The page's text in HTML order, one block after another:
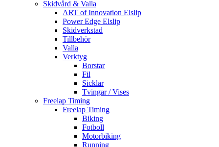
Skidvård & Valla
ART of Innovation Elslip
Power Edge Elslip
Skidverkstad
Tillbehör
Valla
Verktyg
Borstar
Fil
Sicklar
Tvingar / Vises
Freelap Timing
Freelap Timing
Biking
Fotboll
Motorbiking
Running